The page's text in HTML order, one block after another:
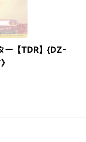
ー【TDR】{DZ-